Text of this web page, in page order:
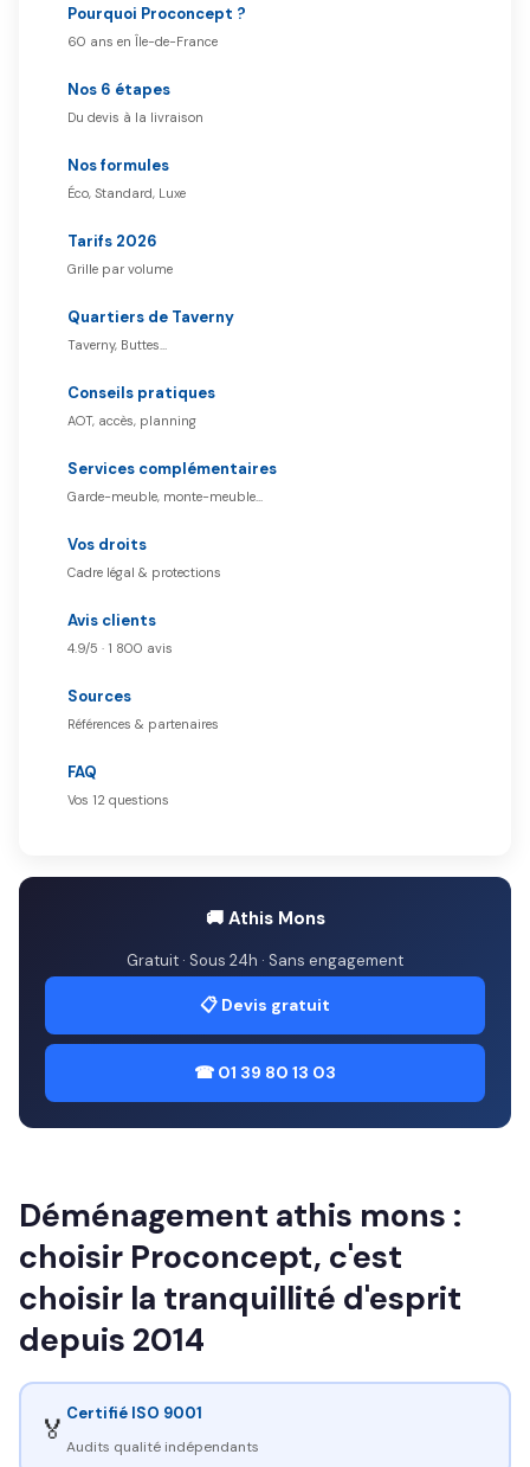
Pourquoi Proconcept ?
60 ans en Île-de-France
Nos 6 étapes
Du devis à la livraison
Nos formules
Éco, Standard, Luxe
Tarifs 2026
Grille par volume
Quartiers de Taverny
Taverny, Buttes…
Conseils pratiques
AOT, accès, planning
Services complémentaires
Garde-meuble, monte-meuble…
Vos droits
Cadre légal & protections
Avis clients
4.9/5 · 1 800 avis
Sources
Références & partenaires
FAQ
Vos 12 questions
🚚 Athis Mons
Gratuit · Sous 24h · Sans engagement
📋 Devis gratuit
☎ 01 39 80 13 03
Déménagement athis mons :
choisir Proconcept, c'est
choisir la tranquillité d'esprit
depuis 2014
🏅 Certifié ISO 9001
Audits qualité indépendants